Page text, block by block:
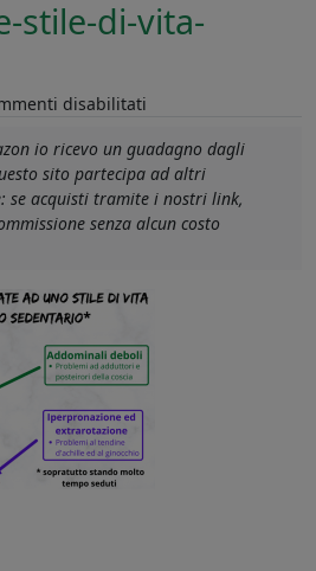
stile-di-vita-
disabilitati
stile-
di-
vita-
sedentario
io ricevo un guadagno dagli
sito partecipa ad altri
se acquisti tramite i nostri link,
senza alcun costo